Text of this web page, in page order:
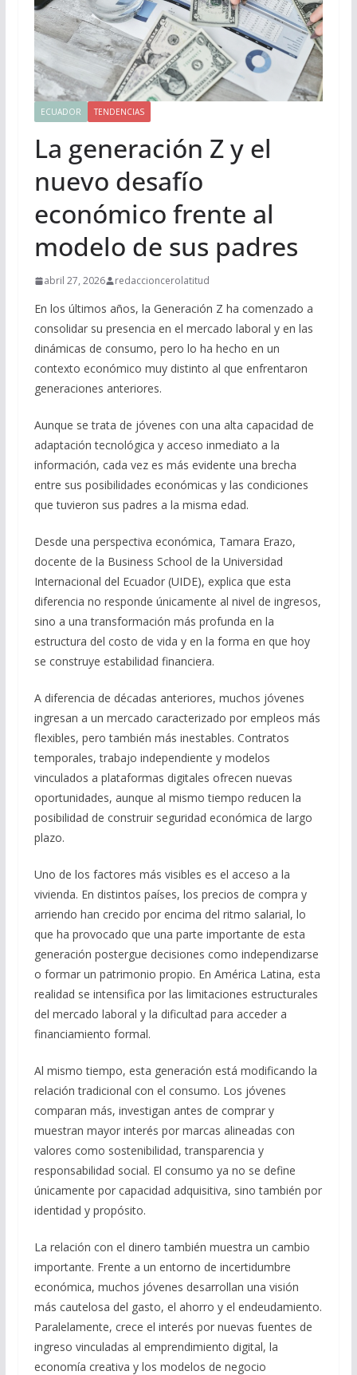
ECUADOR TENDENCIAS
La generación Z y el
nuevo desafío
económico frente al
modelo de sus padres
abril 27, 2026 redaccioncerolatitud
En los últimos años, la Generación Z ha comenzado a
consolidar su presencia en el mercado laboral y en las
dinámicas de consumo, pero lo ha hecho en un
contexto económico muy distinto al que enfrentaron
generaciones anteriores.
Aunque se trata de jóvenes con una alta capacidad de
adaptación tecnológica y acceso inmediato a la
información, cada vez es más evidente una brecha
entre sus posibilidades económicas y las condiciones
que tuvieron sus padres a la misma edad.
Desde una perspectiva económica, Tamara Erazo,
docente de la Business School de la Universidad
Internacional del Ecuador (UIDE), explica que esta
diferencia no responde únicamente al nivel de ingresos,
sino a una transformación más profunda en la
estructura del costo de vida y en la forma en que hoy
se construye estabilidad financiera.
A diferencia de décadas anteriores, muchos jóvenes
ingresan a un mercado caracterizado por empleos más
flexibles, pero también más inestables. Contratos
temporales, trabajo independiente y modelos
vinculados a plataformas digitales ofrecen nuevas
oportunidades, aunque al mismo tiempo reducen la
posibilidad de construir seguridad económica de largo
plazo.
Uno de los factores más visibles es el acceso a la
vivienda. En distintos países, los precios de compra y
arriendo han crecido por encima del ritmo salarial, lo
que ha provocado que una parte importante de esta
generación postergue decisiones como independizarse
o formar un patrimonio propio. En América Latina, esta
realidad se intensifica por las limitaciones estructurales
del mercado laboral y la dificultad para acceder a
financiamiento formal.
Al mismo tiempo, esta generación está modificando la
relación tradicional con el consumo. Los jóvenes
comparan más, investigan antes de comprar y
muestran mayor interés por marcas alineadas con
valores como sostenibilidad, transparencia y
responsabilidad social. El consumo ya no se define
únicamente por capacidad adquisitiva, sino también por
identidad y propósito.
La relación con el dinero también muestra un cambio
importante. Frente a un entorno de incertidumbre
económica, muchos jóvenes desarrollan una visión
más cautelosa del gasto, el ahorro y el endeudamiento.
Paralelamente, crece el interés por nuevas fuentes de
ingreso vinculadas al emprendimiento digital, la
economía creativa y los modelos de negocio